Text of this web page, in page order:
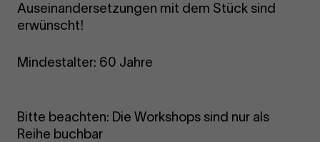
Auseinandersetzungen mit dem Stück sind
erwünscht!
Mindestalter: 60 Jahre
Bitte beachten: Die Workshops sind nur als
Reihe buchbar